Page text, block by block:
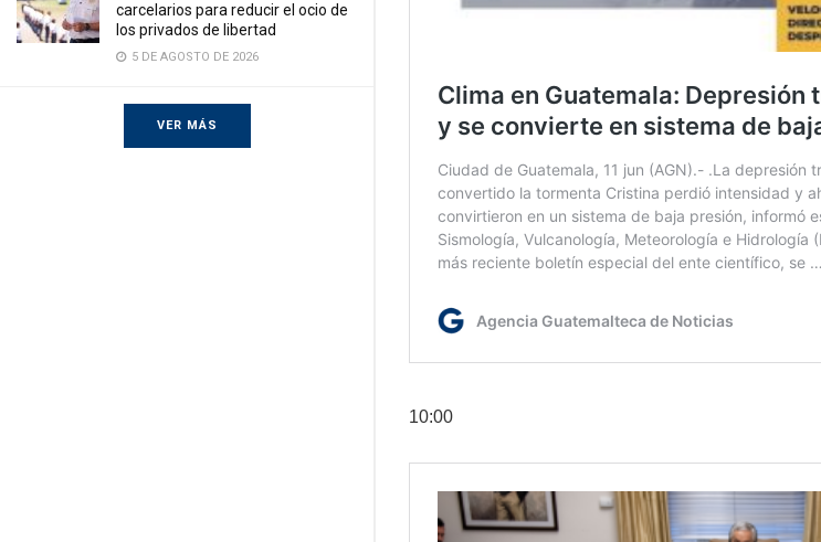
carcelarios para reducir el ocio de
los privados de libertad
5 DE AGOSTO DE 2026
VER MÁS
10:00